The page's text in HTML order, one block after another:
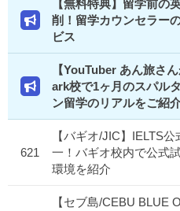
【無料特典】留学前の
削！留学カウンセラー
ビス
【YouTuber あん旅さ
ark校で1ヶ月のスパル
ン留学のリアルをご紹
621
【バギオ/JIC】IELTS
一！バギオ校内で公式
環境を紹介
【セブ島/CEBU BLUE